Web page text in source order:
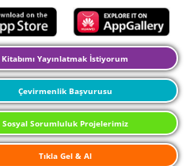
Kitabımı Yayınlatmak İstiyorum
Çevirmenlik Başvurusu
Sosyal Sorumluluk Projelerimiz
Tıkla Gel & Al